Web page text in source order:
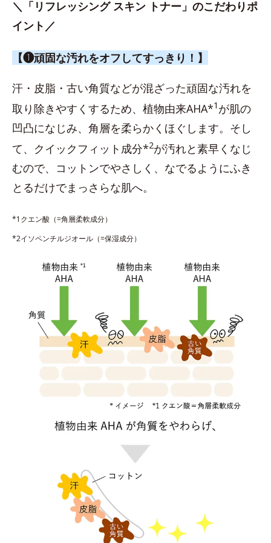
＼「リフレッシング スキン トナー」のこだわりポ
イント／
【❶頑固な汚れをオフしてすっきり！】
汗・皮脂・古い角質などが混ざった頑固な汚れを
取り除きやすくするため、植物由来AHA*1 が肌の
凹凸になじみ、角層を柔らかくほぐします。そし
て、クイックフィット成分*2が汚れと素早くなじ
むので、コットンでやさしく、なでるようにふき
とるだけでまっさらな肌へ。
*1クエン酸（=角層柔軟成分）
*2イソペンチルジオール（=保湿成分）